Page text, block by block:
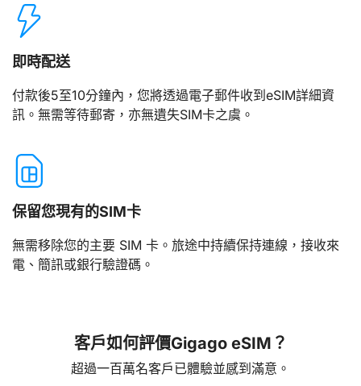
即時配送
付款後5至10分鐘內，您將透過電子郵件收到eSIM詳細資
訊。無需等待郵寄，亦無遺失SIM卡之虞。
保留您現有的SIM卡
無需移除您的主要 SIM 卡。旅途中持續保持連線，接收來
電、簡訊或銀行驗證碼。
客戶如何評價Gigago eSIM？
超過一百萬名客戶已體驗並感到滿意。